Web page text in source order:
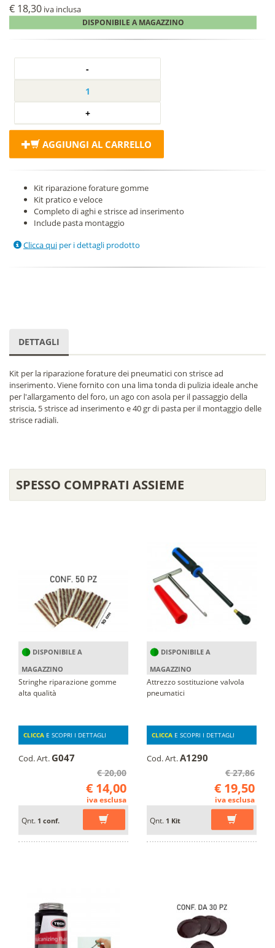
€ 18,30 iva inclusa
DISPONIBILE A MAGAZZINO
AGGIUNGI AL CARRELLO
Kit riparazione forature gomme
Kit pratico e veloce
Completo di aghi e strisce ad inserimento
Include pasta montaggio
Clicca qui per i dettagli prodotto
DETTAGLI
Kit per la riparazione forature dei pneumatici con strisce ad
inserimento. Viene fornito con una lima tonda di pulizia ideale anche
per l'allargamento del foro, un ago con asola per il passaggio della
striscia, 5 strisce ad inserimento e 40 gr di pasta per il montaggio delle
strisce radiali.
SPESSO COMPRATI ASSIEME
DISPONIBILE A
MAGAZZINO
Stringhe riparazione gomme
alta qualità
CLICCA E SCOPRI I DETTAGLI
Cod. Art. G047
€ 20,00
€ 14,00
iva esclusa
Qnt. 1 conf.
DISPONIBILE A
MAGAZZINO
Attrezzo sostituzione valvola
pneumatici
CLICCA E SCOPRI I DETTAGLI
Cod. Art.A1290
€ 27,86
€ 19,50
iva esclusa
Qnt. 1 Kit